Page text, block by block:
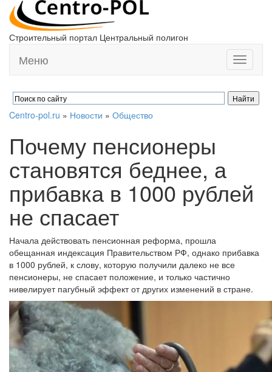
Строительный портал Центральный полигон
Toggle
Меню
Centro-pol.ru » Новости » Общество
Почему пенсионеры
становятся беднее, а
прибавка в 1000 рублей
не спасает
Начала действовать пенсионная реформа, прошла
обещанная индексация Правительством РФ, однако прибавка
в 1000 рублей, к слову, которую получили далеко не все
пенсионеры, не спасает положение, и только частично
нивелирует пагубный эффект от других изменений в стране.